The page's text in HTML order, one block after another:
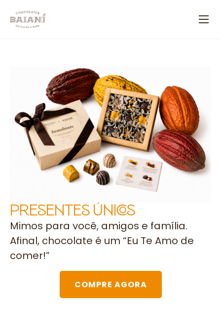
Presentes únicos
Mimos para você, amigos e família.
Afinal, chocolate é um “Eu Te Amo de
comer!”
COMPRE AGORA